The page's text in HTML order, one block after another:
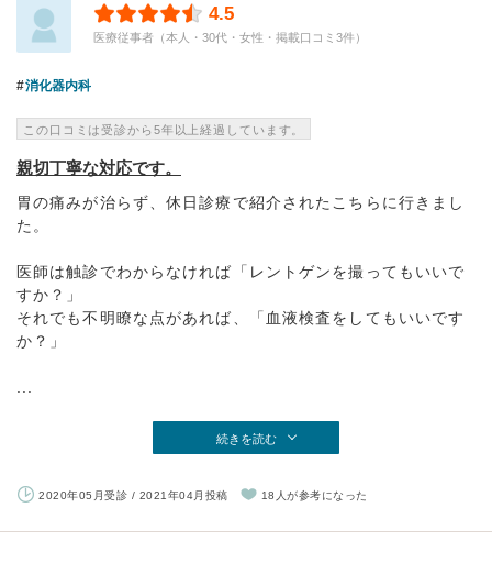
4.5
医療従事者（本人・30代・女性・掲載口コミ3件）
消化器内科
この口コミは受診から5年以上経過しています。
親切丁寧な対応です。
胃の痛みが治らず、休日診療で紹介されたこちらに行きまし
た。
医師は触診でわからなければ「レントゲンを撮ってもいいで
すか？」
それでも不明瞭な点があれば、「血液検査をしてもいいです
か？」
続きを読む
2020年05月受診 / 2021年04月投稿 18人が参考になった